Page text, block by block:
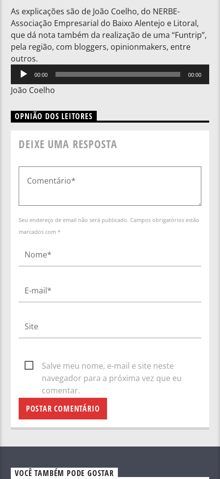
As explicações são de João Coelho, do NERBE-
Associação Empresarial do Baixo Alentejo e Litoral,
que dá nota também da realização de uma “Funtrip”,
pela região, com bloggers, opinionmakers, entre
outros.
Reprodutor
de
áudio
00:00 00:00
João Coelho
OPNIÃO DOS LEITORES
DEIXE UMA RESPOSTA
Seu endereço de email não será publicado. Campos obrigatórios estão
marcados com *
Salve meu nome, e-mail e site neste
navegador para a próxima vez que eu
comentar.
VOCÊ TAMBÉM PODE GOSTAR